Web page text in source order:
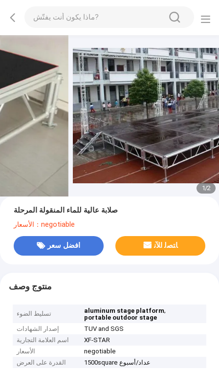
1/2
صلابة عالية للماء المنقولة المرحلة
الأسعار：negotiable
افضل سعر ﺎﺘﺼﻟ ﺍﻶﻧ
منتوج وصف
تسليط الضوء aluminum stage platform,
portable outdoor stage
إصدار الشهادات
TUV and SGS
اسم العلامة التجارية
XF-STAR
الأسعار
negotiable
القدرة على العرض
1500square عداد/أسبوع